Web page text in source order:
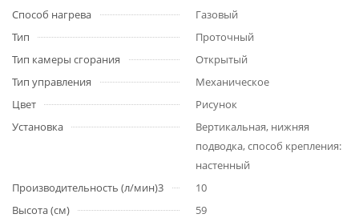
Способ нагрева
Газовый
Тип
Проточный
Тип камеры сгорания
Открытый
Тип управления
Механическое
Цвет
Рисунок
Установка
Вертикальная, нижняя
подводка, способ крепления:
настенный
Производительность (л/мин)3
10
Высота (см)
59